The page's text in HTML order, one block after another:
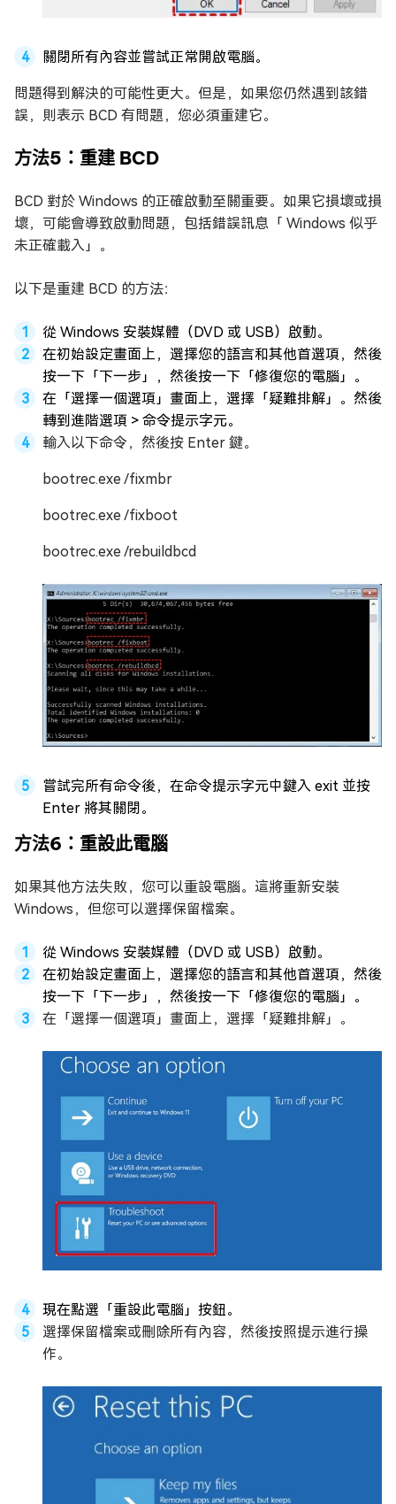
關閉所有內容並嘗試正常開啟電腦。
問題得到解決的可能性更大。但是，如果您仍然遇到該錯
誤，則表示 BCD 有問題，您必須重建它。
方法5：重建 BCD
BCD 對於 Windows 的正確啟動至關重要。如果它損壞或損
壞，可能會導致啟動問題，包括錯誤訊息「 Windows 似乎
未正確載入」。
以下是重建 BCD 的方法：
從 Windows 安裝媒體（DVD 或 USB）啟動。
在初始設定畫面上，選擇您的語言和其他首選項，然後
按一下「下一步」，然後按一下「修復您的電腦」。
在「選擇一個選項」畫面上，選擇「疑難排解」。然後
轉到進階選項 > 命令提示字元。
輸入以下命令，然後按 Enter 鍵。
bootrec.exe /fixmbr
bootrec.exe /fixboot
bootrec.exe /rebuildbcd
嘗試完所有命令後，在命令提示字元中鍵入 exit 並按
Enter 將其關閉。
方法6：重設此電腦
如果其他方法失敗，您可以重設電腦。這將重新安裝
Windows，但您可以選擇保留檔案。
從 Windows 安裝媒體（DVD 或 USB）啟動。
在初始設定畫面上，選擇您的語言和其他首選項，然後
按一下「下一步」，然後按一下「修復您的電腦」。
在「選擇一個選項」畫面上，選擇「疑難排解」。
現在點選「重設此電腦」按鈕。
選擇保留檔案或刪除所有內容，然後按照提示進行操
作。